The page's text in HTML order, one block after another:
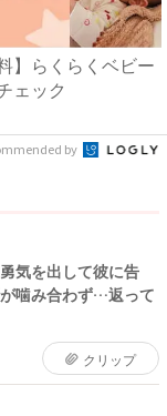
】らくらくベビー
ェック
by
気を出して彼に告
噛み合わず…返って
クリップ